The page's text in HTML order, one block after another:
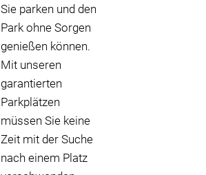
Sie parken und den
Park ohne Sorgen
genießen können.
Mit unseren
garantierten
Parkplätzen
müssen Sie keine
Zeit mit der Suche
nach einem Platz